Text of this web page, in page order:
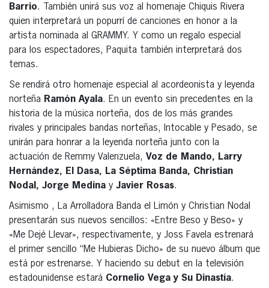
Barrio. También unirá sus voz al homenaje Chiquis Rivera
quien interpretará un popurrí de canciones en honor a la
artista nominada al GRAMMY. Y como un regalo especial
para los espectadores, Paquita también interpretará dos
temas.
Se rendirá otro homenaje especial al acordeonista y leyenda
norteña Ramón Ayala. En un evento sin precedentes en la
historia de la música norteña, dos de los más grandes
rivales y principales bandas norteñas, Intocable y Pesado, se
unirán para honrar a la leyenda norteña junto con la
actuación de Remmy Valenzuela, Voz de Mando, Larry
Hernández, El Dasa, La Séptima Banda, Christian
Nodal, Jorge Medina y Javier Rosas.
Asimismo , La Arrolladora Banda el Limón y Christian Nodal
presentarán sus nuevos sencillos: «Entre Beso y Beso» y
«Me Dejé Llevar», respectivamente, y Joss Favela estrenará
el primer sencillo “Me Hubieras Dicho» de su nuevo álbum que
está por estrenarse. Y haciendo su debut en la televisión
estadounidense estará Cornelio Vega y Su Dinastía.